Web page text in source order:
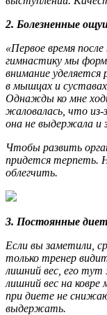
2. Болезненные
«Первое время
гимнастику мы
внимание
в мышцах и
Однажды ко мне
жаловалась, что
она не выдержала и
Чтобы развить
придется терпеть.
облегчить.
3. Постоянные
Если вы заметили,
только тренер
лишний вес, его
лишний вес на
при диете не
выдержать.